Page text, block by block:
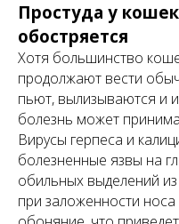
Простуда у
обостряется
Хотя большинство
продолжают вести
пьют, вылизываются и
болезнь может
Вирусы герпеса и
болезненные язвы на
обильных выделений из
при заложенности